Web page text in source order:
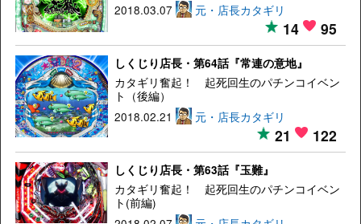
2018.03.07
元・店長カタギリ
14 95
しくじり店長・第64話『常連の意地』
カタギリ奮起！ 起死回生のパチンコイベン
ト（後編）
2018.02.21
元・店長カタギリ
21 122
しくじり店長・第63話『玉難』
カタギリ奮起！ 起死回生のパチンコイベン
ト(前編)